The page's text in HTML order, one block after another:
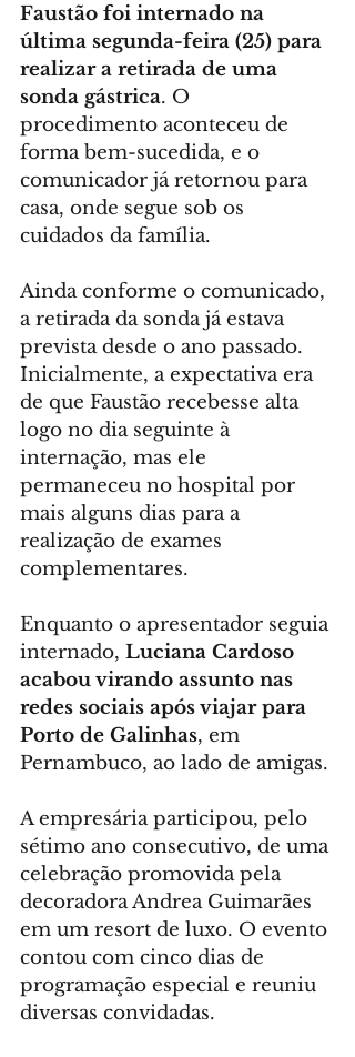
Faustão foi internado na
última segunda-feira (25) para
realizar a retirada de uma
sonda gástrica. O
procedimento aconteceu de
forma bem-sucedida, e o
comunicador já retornou para
casa, onde segue sob os
cuidados da família.
Ainda conforme o comunicado,
a retirada da sonda já estava
prevista desde o ano passado.
Inicialmente, a expectativa era
de que Faustão recebesse alta
logo no dia seguinte à
internação, mas ele
permaneceu no hospital por
mais alguns dias para a
realização de exames
complementares.
Enquanto o apresentador seguia
internado, Luciana Cardoso
acabou virando assunto nas
redes sociais após viajar para
Porto de Galinhas, em
Pernambuco, ao lado de amigas.
A empresária participou, pelo
sétimo ano consecutivo, de uma
celebração promovida pela
decoradora Andrea Guimarães
em um resort de luxo. O evento
contou com cinco dias de
programação especial e reuniu
diversas convidadas.